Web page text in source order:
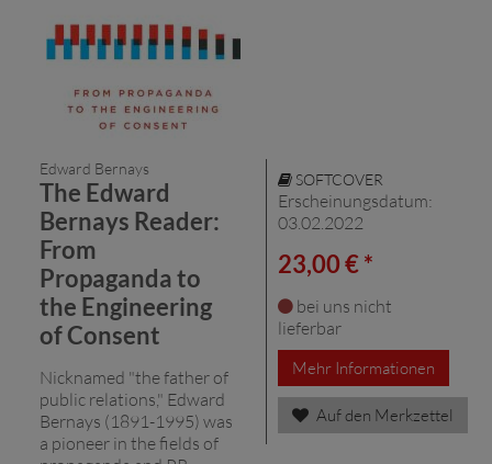
Edward Bernays
The Edward
Bernays Reader:
From
Propaganda to
the Engineering
of Consent
Nicknamed "the father of
public relations," Edward
Bernays (1891-1995) was
a pioneer in the fields of
SOFTCOVER
Erscheinungsdatum:
03.02.2022
23,00 € *
bei uns nicht
lieferbar
Mehr Informationen
Auf den Merkzettel